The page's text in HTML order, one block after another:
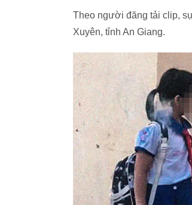
Theo người đăng tải clip,
Xuyên, tỉnh An Giang.